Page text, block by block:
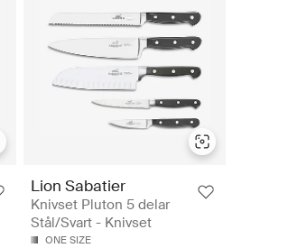
Lion Sabatier
Knivset Pluton 5 delar
Stål/Svart - Knivset
ONE SIZE